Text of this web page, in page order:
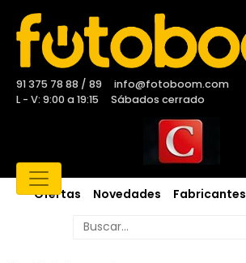
91 375 78 88 / 89
info@fotoboom.com
L - V: 9:00 a 19:15
Sábados cerrado
Ofertas Novedades Fabricantes